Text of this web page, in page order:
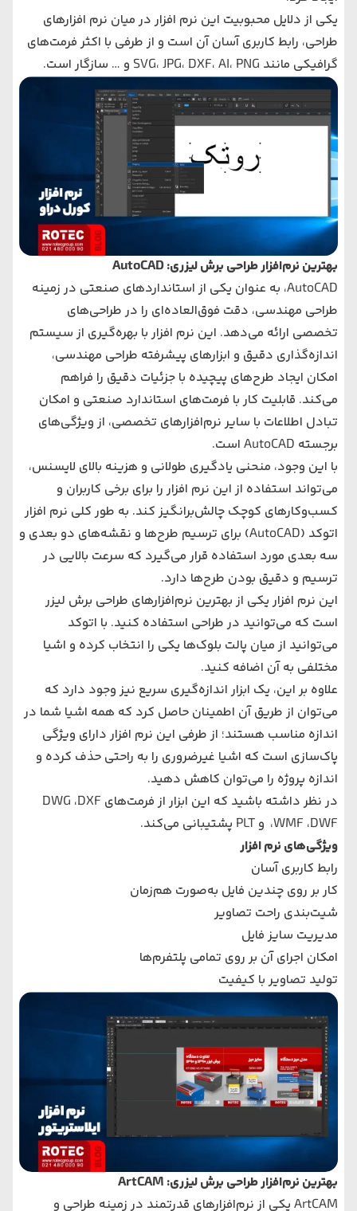
یکی از دلایل محبوبیت این نرم افزار در میان نرم افزارهای
طراحی، رابط کاربری آسان‌ آن است و از طرفی با اکثر فرمت‌های
گرافیکی مانند SVG، JPG، DXF، AI، PNG و … سازگار است.
بهترین نرم‌افزار طراحی برش لیزری: AutoCAD
AutoCAD، به عنوان یکی از استانداردهای صنعتی در زمینه
طراحی مهندسی، دقت فوق‌العاده‌ای را در طراحی‌های
تخصصی ارائه می‌دهد. این نرم افزار با بهره‌گیری از سیستم
اندازه‌گذاری دقیق و ابزارهای پیشرفته طراحی مهندسی،
امکان ایجاد طرح‌های پیچیده با جزئیات دقیق را فراهم
می‌کند. قابلیت کار با فرمت‌های استاندارد صنعتی و امکان
تبادل اطلاعات با سایر نرم‌افزارهای تخصصی، از ویژگی‌های
برجسته AutoCAD است.
با این وجود، منحنی یادگیری طولانی و هزینه بالای لایسنس،
می‌تواند استفاده از این نرم افزار را برای برخی کاربران و
کسب‌وکارهای کوچک چالش‌برانگیز کند. به طور کلی نرم افزار
اتوکد (AutoCAD) برای ترسیم طرح‌ها و نقشه‌های دو بعدی و
سه بعدی مورد استفاده قرار می‌گیرد که سرعت بالایی در
ترسیم و دقیق بودن طرح‌ها دارد.
این نرم افزار یکی از بهترین نرم‌افزارهای طراحی برش لیزر
است که می‌توانید در طراحی استفاده کنید. با اتوکد
می‌توانید از میان پالت بلوک‌ها یکی را انتخاب کرده و اشیا
مختلفی به آن اضافه کنید.
علاوه بر این، یک ابزار اندازه‌گیری سریع نیز وجود دارد که
می‌توان از طریق آن اطمینان حاصل کرد که همه اشیا شما در
اندازه مناسب هستند؛ از طرفی این نرم افزار دارای ویژگی
پاک‌سازی است که اشیا غیرضروری را به راحتی حذف کرده و
اندازه پروژه را می‌توان کاهش دهید.
در نظر داشته باشید که این ابزار از فرمت‌های DWG ،DXF
،WMF ،DWF و PLT پشتیبانی می‌کند.
ویژگی‌های نرم افزار
رابط کاربری آسان
کار بر روی چندین فایل به‌صورت هم‌زمان
شیت‌بندی راحت تصاویر
مدیریت سایز فایل
امکان اجرای آن بر روی تمامی پلتفرم‌ها
تولید تصاویر با کیفیت
بهترین نرم‌افزار طراحی برش لیزری: ArtCAM
ArtCAM یکی از نرم‌افزارهای قدرتمند در زمینه طراحی و